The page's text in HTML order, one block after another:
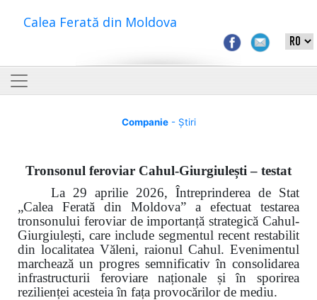
Calea Ferată din Moldova
Companie- Știri
Tronsonul feroviar Cahul-Giurgiulești – testat
La 29 aprilie 2026, Întreprinderea de Stat
„Calea Ferată din Moldova” a efectuat testarea
tronsonului feroviar de importanță strategică Cahul-
Giurgiulești, care include segmentul recent restabilit
din localitatea Văleni, raionul Cahul. Evenimentul
marchează un progres semnificativ în consolidarea
infrastructurii feroviare naționale și în sporirea
rezilienței acesteia în fața provocărilor de mediu.